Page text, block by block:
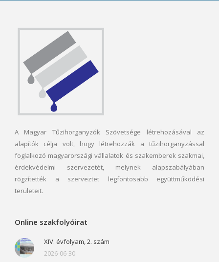
A Magyar Tűzihorganyzók Szövetsége létrehozásával az
alapítók célja volt, hogy létrehozzák a tűzihorganyzással
foglalkozó magyarországi vállalatok és szakemberek szakmai,
érdekvédelmi szervezetét, melynek alapszabályában
rögzítették a szerveztet legfontosabb együttműködési
területeit.
Online szakfolyóirat
XIV. évfolyam, 2. szám
2026-06-30